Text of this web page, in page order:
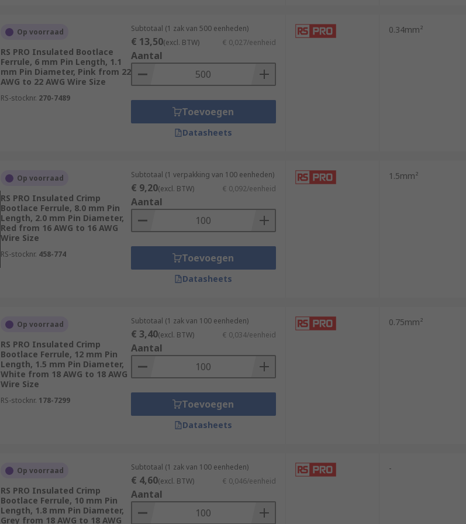
Op voorraad
RS PRO Insulated Bootlace
Ferrule, 6 mm Pin Length, 1.1
mm Pin Diameter, Pink from 22
AWG to 22 AWG Wire Size
RS-stocknr. 270-7489
Subtotaal (1 zak van 500 eenheden)
€ 13,50(excl. BTW) € 0,027/eenheid
Aantal
Toevoegen
Datasheets
0.34mm²
Op voorraad
RS PRO Insulated Crimp
Bootlace Ferrule, 8.0 mm Pin
Length, 2.0 mm Pin Diameter,
Red from 16 AWG to 16 AWG
Wire Size
RS-stocknr. 458-774
Subtotaal (1 verpakking van 100 eenheden)
€ 9,20(excl. BTW) € 0,092/eenheid
Aantal
Toevoegen
Datasheets
1.5mm²
Op voorraad
RS PRO Insulated Crimp
Bootlace Ferrule, 12 mm Pin
Length, 1.5 mm Pin Diameter,
White from 18 AWG to 18 AWG
Wire Size
RS-stocknr. 178-7299
Subtotaal (1 zak van 100 eenheden)
€ 3,40(excl. BTW) € 0,034/eenheid
Aantal
Toevoegen
Datasheets
0.75mm²
Op voorraad
RS PRO Insulated Crimp
Bootlace Ferrule, 10 mm Pin
Length, 1.8 mm Pin Diameter,
Grey from 18 AWG to 18 AWG
Subtotaal (1 zak van 100 eenheden)
€ 4,60(excl. BTW) € 0,046/eenheid
Aantal
-